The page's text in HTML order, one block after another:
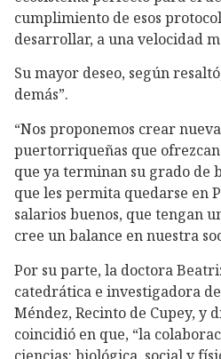
cumplimiento de esos
desarrollar, a una velocidad
Su mayor deseo, según
demás”.
“Nos proponemos crear
puertorriqueñas que
que ya terminan su grado de
que les permita quedarse en
salarios buenos, que tengan
cree un balance en nuestra
Por su parte, la doctora
catedrática e investigadora
Méndez, Recinto de Cupey, y
coincidió en que, “la